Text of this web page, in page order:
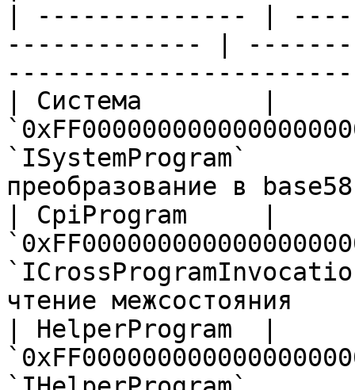
| -------------- |
------------- |
| Система        |
`ISystemProgram`
преобразование в
| CpiProgram     |
чтение межсостояния
| HelperProgram  |